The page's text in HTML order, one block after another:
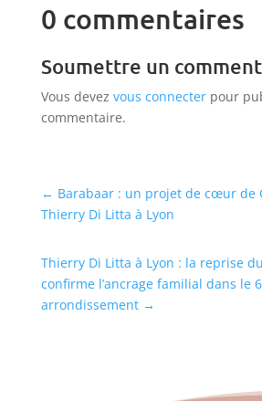
0 commentaires
Soumettre un
Vous devez vous connecterpour
commentaire.
← Barabaar : un projet de cœur de
Thierry Di Litta à Lyon
Thierry Di Litta à Lyon : la reprise
confirme l’ancrage familial dans le
arrondissement→